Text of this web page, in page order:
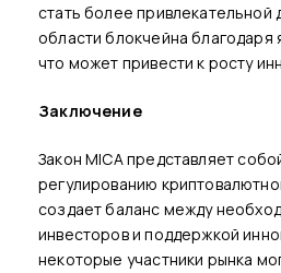
стать более привлекательной
области блокчейна благодаря
что может привести к росту
Заключение
Закон MICA представляет собой важный шаг к
регулированию
создает баланс между
инвесторов и поддержкой
некоторые участники рынка